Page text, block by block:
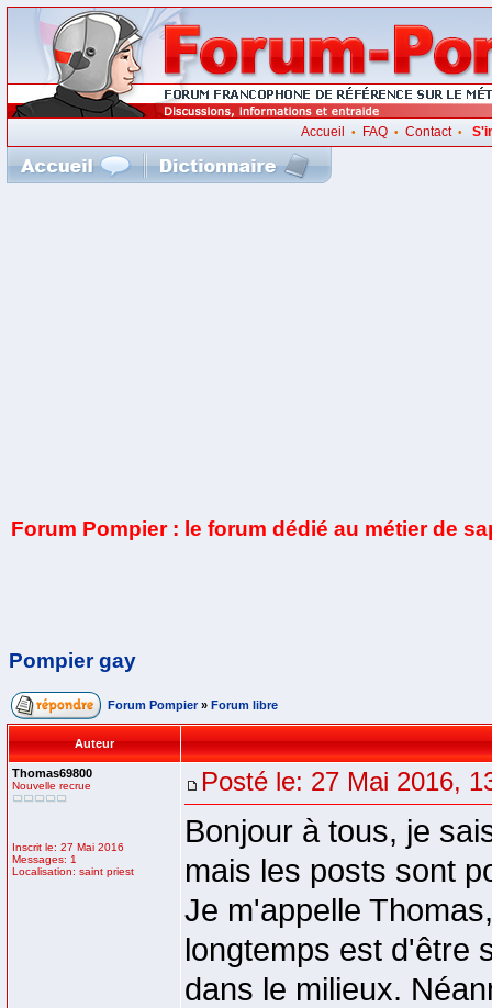
Accueil • FAQ• Contact•
Forum Pompier : le forum dédié au métier de
Pompier gay
Forum Pompier » Forum libre
Auteur
Thomas69800
Nouvelle recrue
Inscrit le: 27 Mai 2016
Messages: 1
Localisation: saint priest
Posté le: 27 Mai 2016,
Bonjour à tous, je
mais les posts sont
Je m'appelle
longtemps est d'être
dans le milieux.